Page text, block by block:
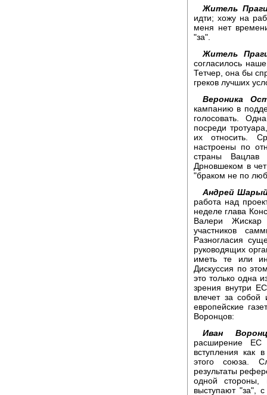
Житель
идти; хожу на
меня нет
"за".
Житель
согласилось
Тетчер, она бы
греков лучших
Вероника
кампанию в
голосовать.
посреди
их относить.
настроены по
страны Вацлав
Дрновшеком в
"браком не по
Андрей
работа над
неделе глава
Валери Жискар
участников
Разногласия
руководящих
иметь те или
Дискуссия по
это только одна
зрения внутри
влечет за
европейские
Воронцов:
Иван
расширение ЕС
вступления как
этого союза.
результаты
одной стороны,
выступают "за",